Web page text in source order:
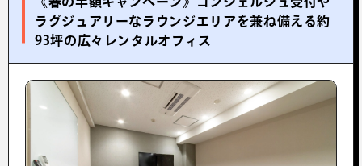
ラグジュアリーなラウンジエリアを兼ね備える約
93坪の広々レンタルオフィス